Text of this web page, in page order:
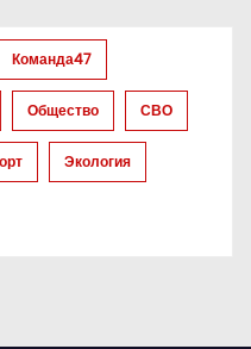
Команда47
Общество СВО
Экология